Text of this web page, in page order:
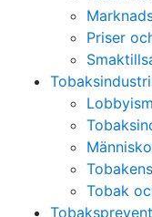
Priser
Lobbyism
Tobak